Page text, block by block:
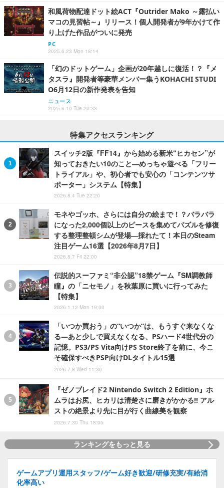
和風荷物配達ドット絵ACT『Outrider Mako ～露払い
マコの見習帖～』リリース！個人開発者が9年かけて作
り上げた作品がついに発売
PC
2025.6.23 Mon 18:14
「幻のドットゲーム」企画が20年越しに復活！？『メ
タスラ』開発者等豪華メンバー集うKOHACHI STUDI
O6月12日の新作発表を告知
ニュース
2025.6.10 Tue 20:33
特集アクセスランキング
スイッチ2版『FF14』から始める新米“ヒカセン”が
知っておきたい10のこと―めっちゃ遊べる「フリー
トライアル」や、初心者でも安心の「コンテンツサ
ポーター」システム【特集】
2026.8.4 Tue 22:20
モネやゴッホ、さらには自分の絵まで！？バラバラ
になった2,000個以上のピースを集めてパズルを修復
する整理整頓シムが登場―採れたて！本日のSteam
注目ゲーム16選【2026年8月7日】
2026.8.7 Fri 22:00
伝説的スーファミ“非公認”18禁ゲーム『SM調教師
瞳』の「ニセモノ」を秋葉原に買いに行ってみた
【特集】
2026.1.12 Mon 19:00
「いつか買おう」の“いつか”は、もうすぐ来なくな
る―あと少しで買えなくなる、PSハード4世代分の
記憶。PS3/PS Vita向けPS Store終了を前に、今こ
そ確保すべきPSP向けDLタイトル15選
2026.7.8 Wed 11:30
『ゼノブレイド2 Nintendo Switch 2 Edition』ホ
ムラはお尻、ヒカリは清楚さに磨きがかかる!! アル
ストの絶景より先に目が行く曲線美を観察
2026.7.30 Thu 18:05
ランキングをもっと見る
ゲームアプリ運用スタッフ/ゲーム好き歓迎/研修充実/有給消
化率高い